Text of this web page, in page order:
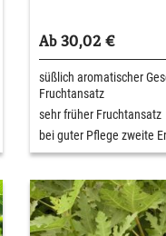
Ab 30,02 €
süßlich aromatischer
Fruchtansatz
sehr früher Fruchtansatz
bei guter Pflege zweite